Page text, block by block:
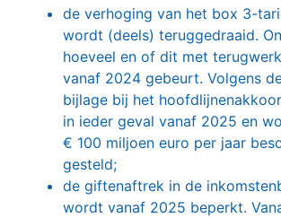
de verhoging van het box 3-
wordt (deels) teruggedraaid.
hoeveel en of dit met
vanaf 2024 gebeurt. Volgens
bijlage bij het
in ieder geval vanaf 2025 en
€ 100 miljoen euro per jaar
gesteld;
de giftenaftrek in de
wordt vanaf 2025 beperkt.